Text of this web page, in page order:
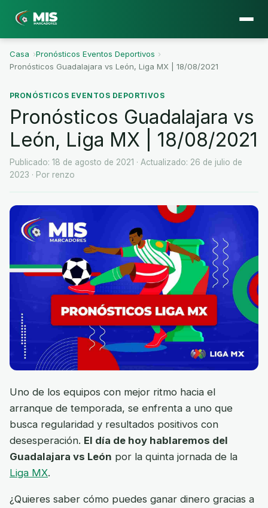
Casa ›Pronósticos Eventos Deportivos ›
Pronósticos Guadalajara vs León, Liga MX | 18/08/2021
PRONÓSTICOS EVENTOS DEPORTIVOS
Pronósticos Guadalajara vs
León, Liga MX | 18/08/2021
Publicado: 18 de agosto de 2021 · Actualizado: 26 de julio de
2023 · Por renzo
Uno de los equipos con mejor ritmo hacia el
arranque de temporada, se enfrenta a uno que
busca regularidad y resultados positivos con
desesperación. El día de hoy hablaremos del
Guadalajara vs León por la quinta jornada de la
Liga MX.
¿Quieres saber cómo puedes ganar dinero gracias a